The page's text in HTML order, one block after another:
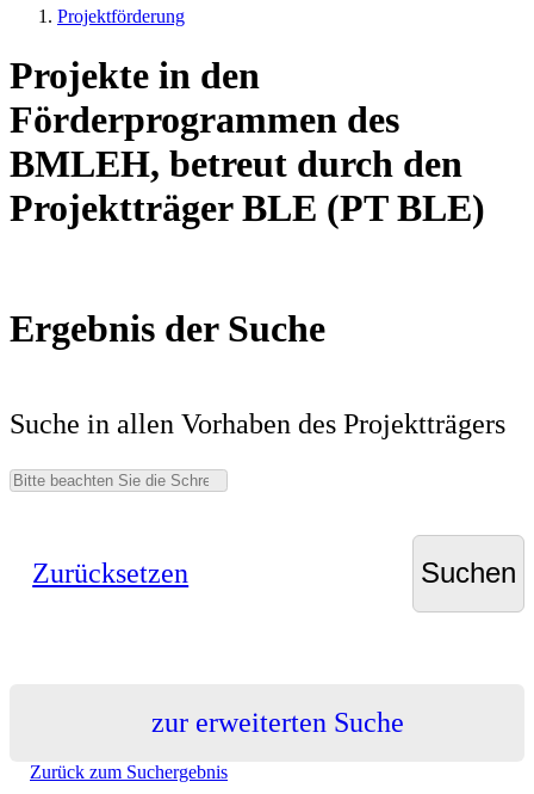
Projektförderung
Projekte in den
Förderprogrammen des
BMLEH, betreut durch den
Projektträger BLE (PT BLE)
Ergebnis der Suche
Suche in allen Vorhaben des Projektträgers
Zurücksetzen
zur erweiterten Suche
Zurück zum Suchergebnis